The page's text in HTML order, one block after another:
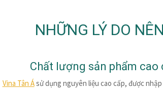
NHỮNG LÝ DO
Chất lượng sản phẩm cao
Vina Tân Ásử dụng nguyên liệu cao cấp, được